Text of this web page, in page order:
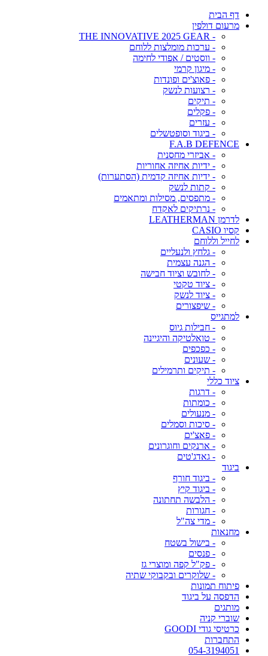
דף הבית
מרעום דולפין
- THE INNOVATIVE 2025 GEAR
- ערכות מומלצות ללוחם
- ווסטים / אפודי לחימה
- מיגון קרמי
- פאוצ'ים ופונדות
- רצועות לנשק
- תיקים
- פקלים
- עזרים
- ביגוד וסופטשלים
F.A.B DEFENCE
- אביזרי מחסנית
- ידיות אחיזה אחוריות
- ידיות אחיזה קדמית (הסתערות)
- קתות לנשק
- מתפסים, מסילות ומתאמים
- נרתיקים לאקדח
לדרמן LEATHERMAN
קסיו CASIO
לחייל וללוחם
- גלחץ ולנעליים
- הגנה עצמית
- לחובש וציוד חבישה
- ציוד טקטי
- ציוד לנשק
- שיפצורים
למתגייס
- חבילות גיוס
- טואלטיקה והיגיינה
- כפכפים
- שעונים
- תיקים ותרמילים
ציוד כללי
- דרגות
- כומתות
- מנעולים
- סיכות וסמלים
- פאצ'ים
- ארנקים וחוגרונים
- גאדג'טים
ביגוד
- ביגוד חורף
- ביגוד קיץ
- הלבשה תחתונה
- חגורות
- מדי צה"ל
מחנאות
- בישול בשטח
- פנסים
- פק"ל קפה ומוצרי גז
- שלוקרים ובקבוקי שתיה
פיתוח תמונות
הדפסה על ביגוד
מותגים
שוברי קניה
כרטיסי גודי GOODI
התחברות
054-3194051